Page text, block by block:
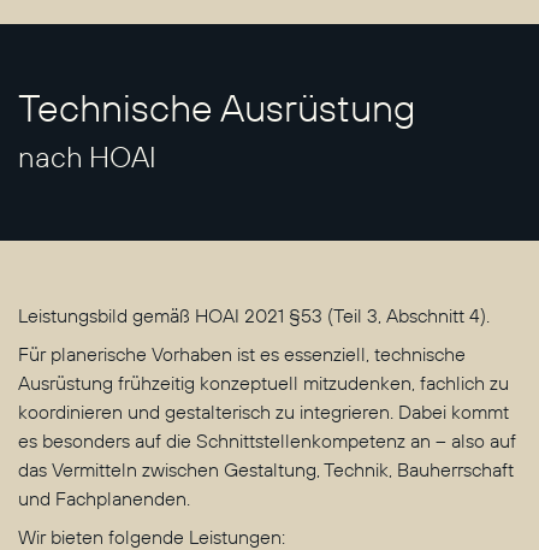
Technische Ausrüstung
nach HOAI
Leistungsbild gemäß HOAI 2021 §53 (Teil 3, Abschnitt 4).
Für planerische Vorhaben ist es essenziell, technische
Ausrüstung frühzeitig konzeptuell mitzudenken, fachlich zu
koordinieren und gestalterisch zu integrieren. Dabei kommt
es besonders auf die Schnittstellenkompetenz an – also auf
das Vermitteln zwischen Gestaltung, Technik, Bauherrschaft
und Fachplanenden.
Wir bieten folgende Leistungen: